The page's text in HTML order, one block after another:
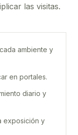
las visitas.
ambiente y
en portales.
diario y
exposición y